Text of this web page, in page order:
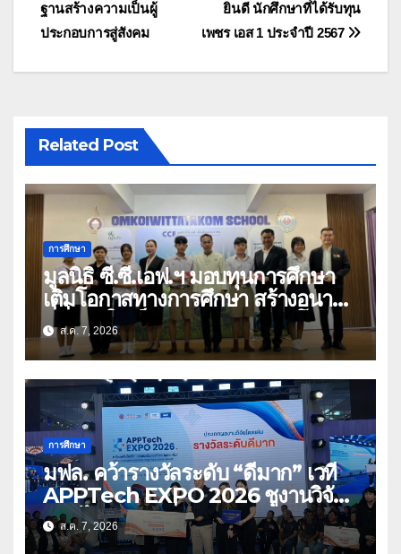
ยินดี นักศึกษาที่ได้รับทุน
เพชร เอส 1 ประจำปี 2567
ฐานสร้างความเป็นผู้
ประกอบการสู่สังคม
Related Post
การศึกษา
มูลนิธิ ซี.ซี.เอฟ.ฯ มอบทุนการศึกษา
เติมโอกาสทางการศึกษา สร้างอนาคต
ที่มั่นคงให้เด็กและเยาวชนด้อยโอกาส
ส.ค. 7, 2026
การศึกษา
มฟล. คว้ารางวัลระดับ “ดีมาก” เวที
APPTech EXPO 2026 ชูงานวิจัย
สมุนไพร ขับเคลื่อนนวัตกรรมสู่เชิง
พาณิชย์
ส.ค. 7, 2026